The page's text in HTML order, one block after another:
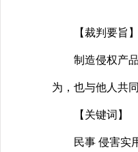
【裁判要旨】
制造侵权产品
为，也与他人共
【关键词】
民事 侵害实用